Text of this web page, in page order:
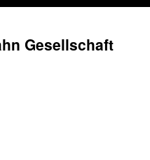
Gesellschaft